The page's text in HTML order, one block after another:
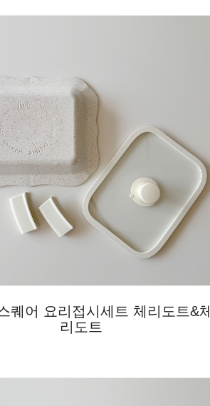
퀘어 요리접시세트 체리도트&체
리도트